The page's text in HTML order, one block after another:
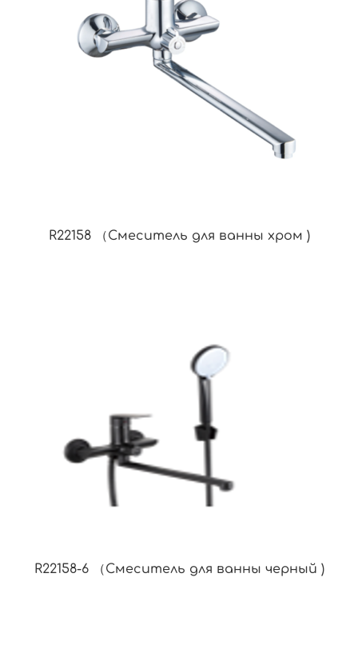
R22158 （Смеситель для ванны хром )
R22158-6 （Смеситель для ванны черный )